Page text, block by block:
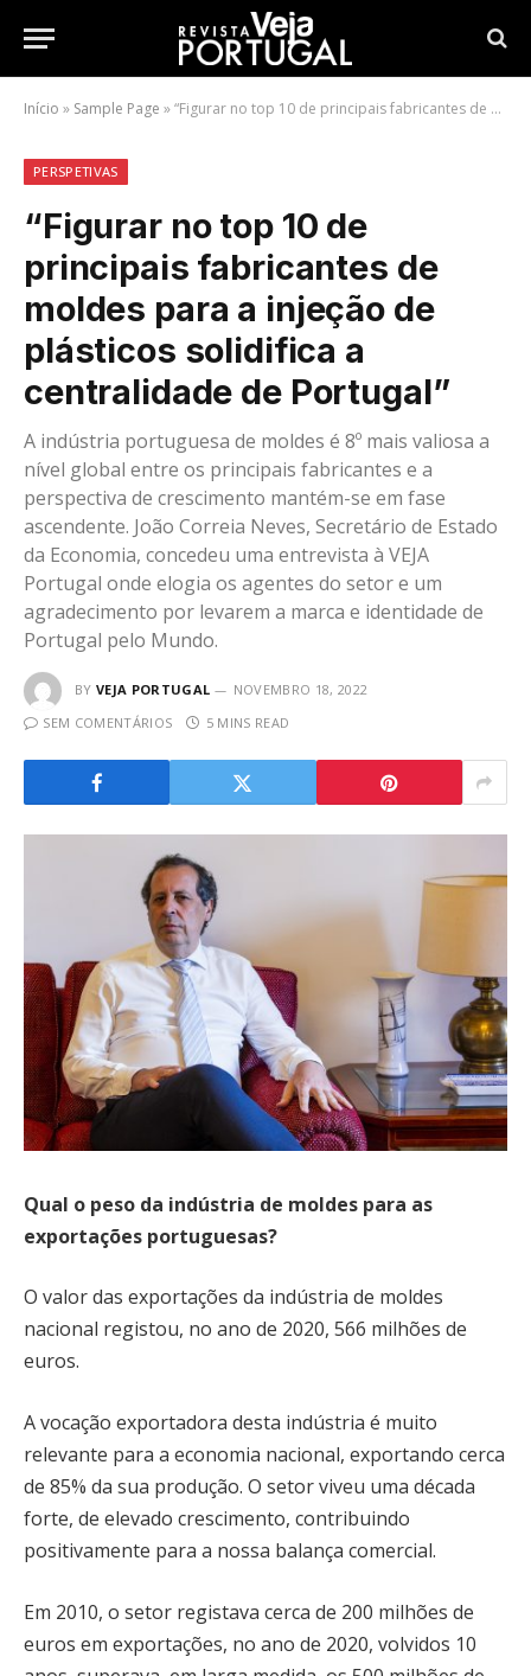
Início » Sample Page »“Figurar no top 10 de principais fabricantes de moldes para a injeção de plásticos solidifica a centralidade de Portugal”
PERSPETIVAS
“Figurar no top 10 de
principais fabricantes de
moldes para a injeção de
plásticos solidifica a
centralidade de Portugal”
A indústria portuguesa de moldes é 8º mais valiosa a
nível global entre os principais fabricantes e a
perspectiva de crescimento mantém-se em fase
ascendente. João Correia Neves, Secretário de Estado
da Economia, concedeu uma entrevista à VEJA
Portugal onde elogia os agentes do setor e um
agradecimento por levarem a marca e identidade de
Portugal pelo Mundo.
BY VEJA PORTUGAL
NOVEMBRO 18, 2022
SEM COMENTÁRIOS
5 MINS READ
Qual o peso da indústria de moldes para as
exportações portuguesas?
O valor das exportações da indústria de moldes
nacional registou, no ano de 2020, 566 milhões de
euros.
A vocação exportadora desta indústria é muito
relevante para a economia nacional, exportando cerca
de 85% da sua produção. O setor viveu uma década
forte, de elevado crescimento, contribuindo
positivamente para a nossa balança comercial.
Em 2010, o setor registava cerca de 200 milhões de
euros em exportações, no ano de 2020, volvidos 10